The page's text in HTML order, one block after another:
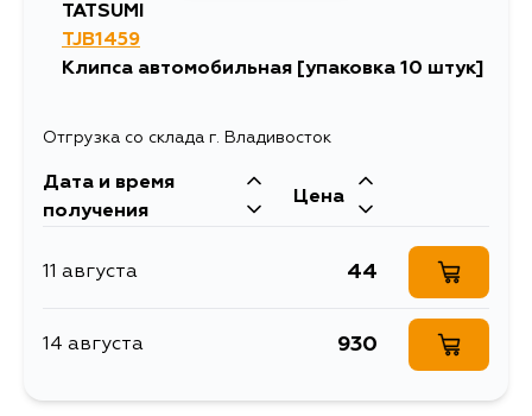
TATSUMI
TJB1459
Клипса автомобильная [упаковка 10 штук]
Отгрузка со склада г. Владивосток
Дата и время
получения
Цена
11 августа 44
14 августа 930